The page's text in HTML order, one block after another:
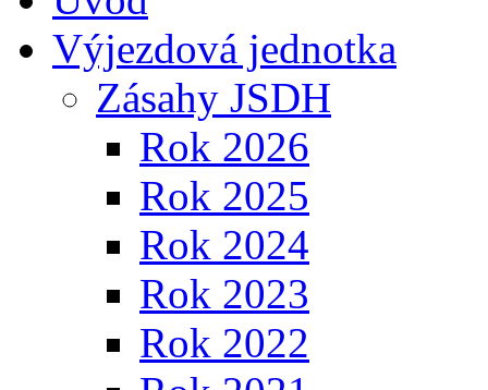
Výjezdová jednotka
Zásahy JSDH
Rok 2026
Rok 2025
Rok 2024
Rok 2023
Rok 2022